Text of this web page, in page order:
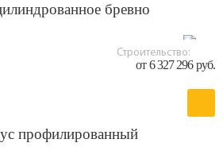
бревно
Строительство:
от 6 327 296 руб.
профилированный